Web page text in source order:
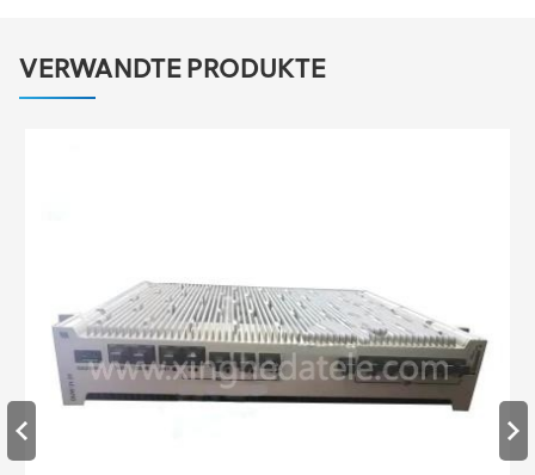
VERWANDTE PRODUKTE